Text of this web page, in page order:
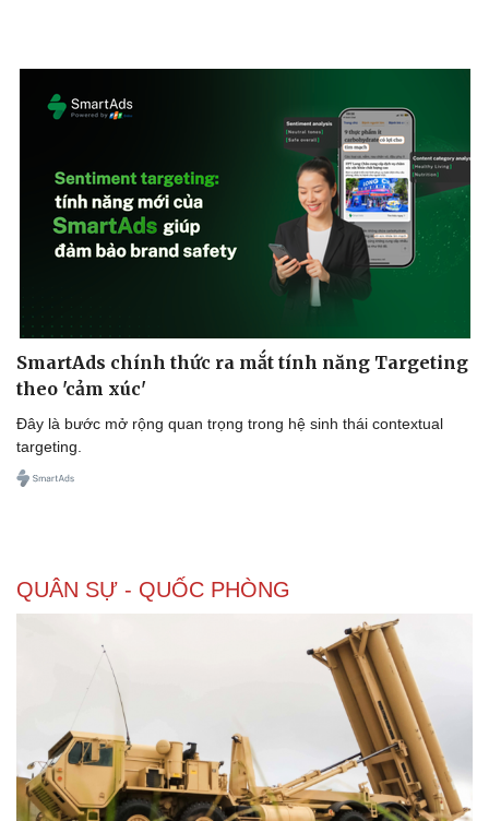
SmartAds chính thức ra mắt tính năng Targeting
theo 'cảm xúc'
Đây là bước mở rộng quan trọng trong hệ sinh thái contextual
targeting.
QUÂN SỰ - QUỐC PHÒNG